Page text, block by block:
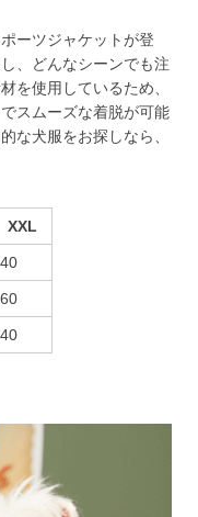
ーツジャケットが登
、どんなシーンでも注
を使用しているため、
スムーズな着脱が可能
な犬服をお探しなら、
XXL
40
60
40